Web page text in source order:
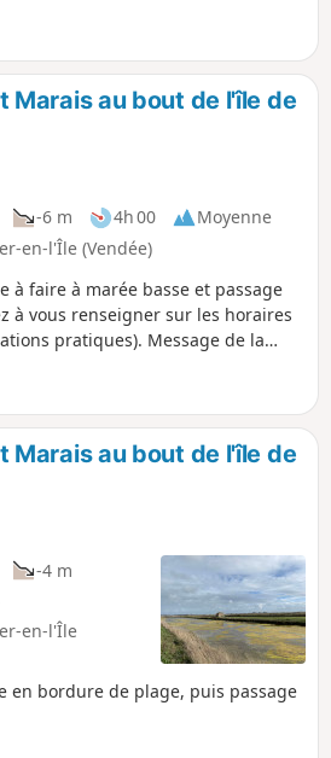
Marais au bout de l'île de
-6 m 4h 00
Moyenne
en-l'Île (Vendée)
à faire à marée basse et passage
à vous renseigner sur les horaires
Message de la
Blanche entre 2 et 5 qui est une
Marais au bout de l'île de
-4 m
en-l'Île
en bordure de plage, puis passage